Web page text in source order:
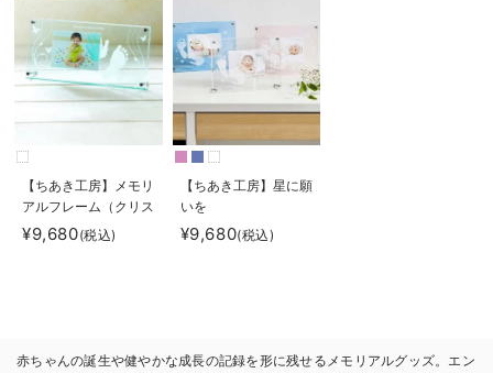
【ちあき工房】メモリ
アルフレーム（クリス
タル調）
¥9,680(税込)
【ちあき工房】星に願
いを
¥9,680(税込)
赤ちゃんの誕生や健やかな成長の記録を形に残せるメモリアルグッズ。エン